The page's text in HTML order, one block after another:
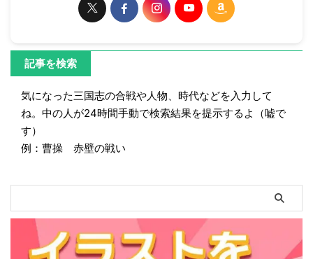
記事を検索
気になった三国志の合戦や人物、時代などを入力して
ね。中の人が24時間手動で検索結果を提示するよ（嘘で
す）
例：曹操 赤壁の戦い